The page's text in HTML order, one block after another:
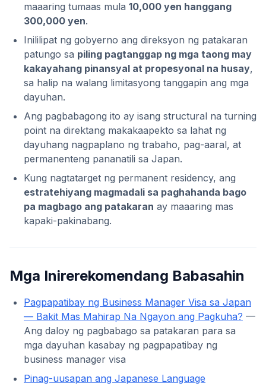
maaaring tumaas mula 10,000 yen hanggang
300,000 yen.
Inililipat ng gobyerno ang direksyon ng patakaran
patungo sa piling pagtanggap ng mga taong may
kakayahang pinansyal at propesyonal na husay,
sa halip na walang limitasyong tanggapin ang mga
dayuhan.
Ang pagbabagong ito ay isang structural na turning
point na direktang makakaapekto sa lahat ng
dayuhang nagpaplano ng trabaho, pag-aaral, at
permanenteng pananatili sa Japan.
Kung nagtatarget ng permanent residency, ang
estratehiyang magmadali sa paghahanda bago
pa magbago ang patakaran ay maaaring mas
kapaki-pakinabang.
Mga Inirerekomendang Babasahin
Pagpapatibay ng Business Manager Visa sa Japan
— Bakit Mas Mahirap Na Ngayon ang Pagkuha? —
Ang daloy ng pagbabago sa patakaran para sa
mga dayuhan kasabay ng pagpapatibay ng
business manager visa
Pinag-uusapan ang Japanese Language